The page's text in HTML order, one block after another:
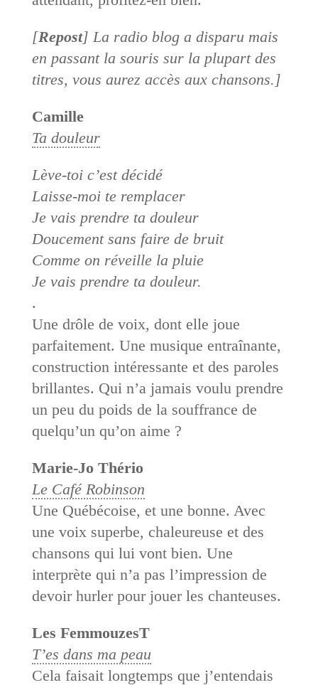
[Repost] La radio blog a disparu mais
en passant la souris sur la plupart des
titres, vous aurez accès aux chansons.]
Camille
Ta douleur
Lève-toi c’est décidé
Laisse-moi te remplacer
Je vais prendre ta douleur
Doucement sans faire de bruit
Comme on réveille la pluie
Je vais prendre ta douleur.
.
Une drôle de voix, dont elle joue
parfaitement. Une musique entraînante,
construction intéressante et des paroles
brillantes. Qui n’a jamais voulu prendre
un peu du poids de la souffrance de
quelqu’un qu’on aime ?
Marie-Jo Thério
Le Café Robinson
Une Québécoise, et une bonne. Avec
une voix superbe, chaleureuse et des
chansons qui lui vont bien. Une
interprète qui n’a pas l’impression de
devoir hurler pour jouer les chanteuses.
Les FemmouzesT
T’es dans ma peau
Cela faisait longtemps que j’entendais